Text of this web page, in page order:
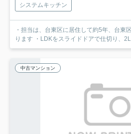
システムキッチン
・担当は、台東区に居住して約5年、台東
ります ・LDKをスライドドアで仕切り、
中古マンション